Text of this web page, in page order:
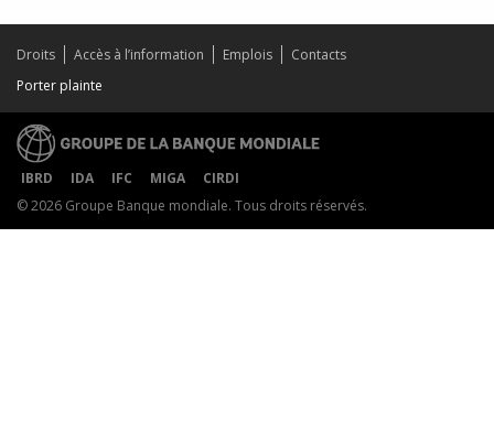
Droits Accès à l’information Emplois
Contacts
Porter plainte
IBRD IDA IFC MIGA
CIRDI
© 2026 Groupe Banque mondiale. Tous droits réservés.